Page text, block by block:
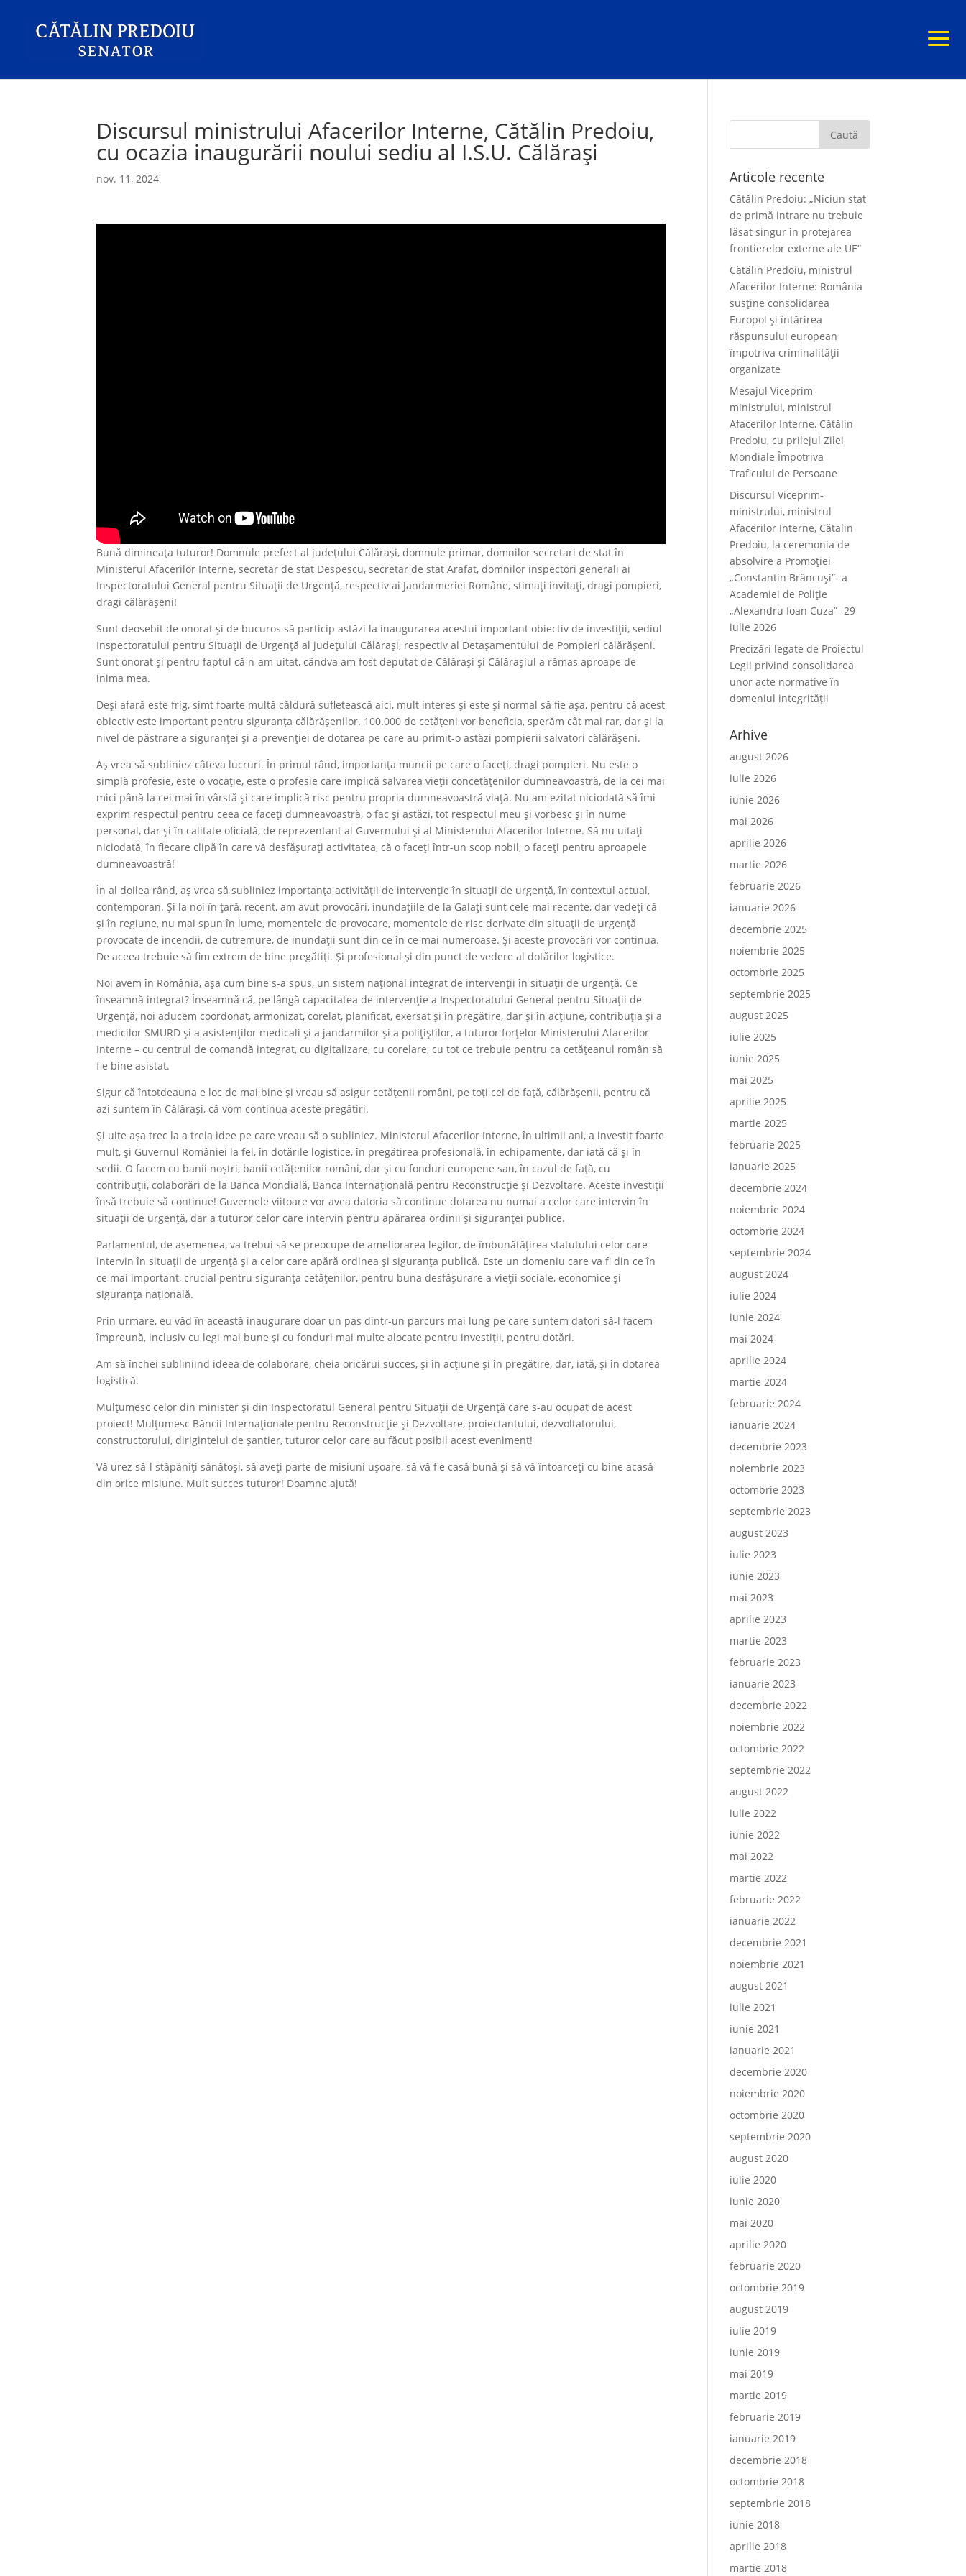
Discursul ministrului Afacerilor Interne, Cătălin Predoiu,
cu ocazia inaugurării noului sediu al I.S.U. Călărași
nov. 11, 2024
Bună dimineața tuturor! Domnule prefect al județului Călărași, domnule primar, domnilor secretari de stat în
Ministerul Afacerilor Interne, secretar de stat Despescu, secretar de stat Arafat, domnilor inspectori generali ai
Inspectoratului General pentru Situații de Urgență, respectiv ai Jandarmeriei Române, stimați invitați, dragi pompieri,
dragi călărășeni!
Sunt deosebit de onorat și de bucuros să particip astăzi la inaugurarea acestui important obiectiv de investiții, sediul
Inspectoratului pentru Situații de Urgență al județului Călărași, respectiv al Detașamentului de Pompieri călărășeni.
Sunt onorat și pentru faptul că n-am uitat, cândva am fost deputat de Călărași și Călărașiul a rămas aproape de
inima mea.
Deși afară este frig, simt foarte multă căldură sufletească aici, mult interes și este și normal să fie așa, pentru că acest
obiectiv este important pentru siguranța călărășenilor. 100.000 de cetățeni vor beneficia, sperăm cât mai rar, dar și la
nivel de păstrare a siguranței și a prevenției de dotarea pe care au primit-o astăzi pompierii salvatori călărășeni.
Aș vrea să subliniez câteva lucruri. În primul rând, importanța muncii pe care o faceți, dragi pompieri. Nu este o
simplă profesie, este o vocație, este o profesie care implică salvarea vieții concetățenilor dumneavoastră, de la cei mai
mici până la cei mai în vârstă și care implică risc pentru propria dumneavoastră viață. Nu am ezitat niciodată să îmi
exprim respectul pentru ceea ce faceți dumneavoastră, o fac și astăzi, tot respectul meu și vorbesc și în nume
personal, dar și în calitate oficială, de reprezentant al Guvernului și al Ministerului Afacerilor Interne. Să nu uitați
niciodată, în fiecare clipă în care vă desfășurați activitatea, că o faceți într-un scop nobil, o faceți pentru aproapele
dumneavoastră!
În al doilea rând, aș vrea să subliniez importanța activității de intervenție în situații de urgență, în contextul actual,
contemporan. Și la noi în țară, recent, am avut provocări, inundațiile de la Galați sunt cele mai recente, dar vedeți că
și în regiune, nu mai spun în lume, momentele de provocare, momentele de risc derivate din situații de urgență
provocate de incendii, de cutremure, de inundații sunt din ce în ce mai numeroase. Și aceste provocări vor continua.
De aceea trebuie să fim extrem de bine pregătiți. Și profesional și din punct de vedere al dotărilor logistice.
Noi avem în România, așa cum bine s-a spus, un sistem național integrat de intervenții în situații de urgență. Ce
înseamnă integrat? Înseamnă că, pe lângă capacitatea de intervenție a Inspectoratului General pentru Situații de
Urgență, noi aducem coordonat, armonizat, corelat, planificat, exersat și în pregătire, dar și în acțiune, contribuția și a
medicilor SMURD și a asistenților medicali și a jandarmilor și a polițiștilor, a tuturor forțelor Ministerului Afacerilor
Interne – cu centrul de comandă integrat, cu digitalizare, cu corelare, cu tot ce trebuie pentru ca cetățeanul român să
fie bine asistat.
Sigur că întotdeauna e loc de mai bine și vreau să asigur cetățenii români, pe toți cei de față, călărășenii, pentru că
azi suntem în Călărași, că vom continua aceste pregătiri.
Și uite așa trec la a treia idee pe care vreau să o subliniez. Ministerul Afacerilor Interne, în ultimii ani, a investit foarte
mult, și Guvernul României la fel, în dotările logistice, în pregătirea profesională, în echipamente, dar iată că și în
sedii. O facem cu banii noștri, banii cetățenilor români, dar și cu fonduri europene sau, în cazul de față, cu
contribuții, colaborări de la Banca Mondială, Banca Internațională pentru Reconstrucție și Dezvoltare. Aceste investiții
însă trebuie să continue! Guvernele viitoare vor avea datoria să continue dotarea nu numai a celor care intervin în
situații de urgență, dar a tuturor celor care intervin pentru apărarea ordinii și siguranței publice.
Parlamentul, de asemenea, va trebui să se preocupe de ameliorarea legilor, de îmbunătățirea statutului celor care
intervin în situații de urgență și a celor care apără ordinea și siguranța publică. Este un domeniu care va fi din ce în
ce mai important, crucial pentru siguranța cetățenilor, pentru buna desfășurare a vieții sociale, economice și
siguranța națională.
Prin urmare, eu văd în această inaugurare doar un pas dintr-un parcurs mai lung pe care suntem datori să-l facem
împreună, inclusiv cu legi mai bune și cu fonduri mai multe alocate pentru investiții, pentru dotări.
Am să închei subliniind ideea de colaborare, cheia oricărui succes, și în acțiune și în pregătire, dar, iată, și în dotarea
logistică.
Mulțumesc celor din minister și din Inspectoratul General pentru Situații de Urgență care s-au ocupat de acest
proiect! Mulțumesc Băncii Internaționale pentru Reconstrucție și Dezvoltare, proiectantului, dezvoltatorului,
constructorului, dirigintelui de șantier, tuturor celor care au făcut posibil acest eveniment!
Vă urez să-l stăpâniți sănătoși, să aveți parte de misiuni ușoare, să vă fie casă bună și să vă întoarceți cu bine acasă
din orice misiune. Mult succes tuturor! Doamne ajută!
Articole recente
Cătălin Predoiu: „Niciun stat
de primă intrare nu trebuie
lăsat singur în protejarea
frontierelor externe ale UE”
Cătălin Predoiu, ministrul
Afacerilor Interne: România
susține consolidarea
Europol și întărirea
răspunsului european
împotriva criminalității
organizate
Mesajul Viceprim-
ministrului, ministrul
Afacerilor Interne, Cătălin
Predoiu, cu prilejul Zilei
Mondiale Împotriva
Traficului de Persoane
Discursul Viceprim-
ministrului, ministrul
Afacerilor Interne, Cătălin
Predoiu, la ceremonia de
absolvire a Promoției
„Constantin Brâncuși”- a
Academiei de Poliție
„Alexandru Ioan Cuza”- 29
iulie 2026
Precizări legate de Proiectul
Legii privind consolidarea
unor acte normative în
domeniul integrității
Arhive
august 2026
iulie 2026
iunie 2026
mai 2026
aprilie 2026
martie 2026
februarie 2026
ianuarie 2026
decembrie 2025
noiembrie 2025
octombrie 2025
septembrie 2025
august 2025
iulie 2025
iunie 2025
mai 2025
aprilie 2025
martie 2025
februarie 2025
ianuarie 2025
decembrie 2024
noiembrie 2024
octombrie 2024
septembrie 2024
august 2024
iulie 2024
iunie 2024
mai 2024
aprilie 2024
martie 2024
februarie 2024
ianuarie 2024
decembrie 2023
noiembrie 2023
octombrie 2023
septembrie 2023
august 2023
iulie 2023
iunie 2023
mai 2023
aprilie 2023
martie 2023
februarie 2023
ianuarie 2023
decembrie 2022
noiembrie 2022
octombrie 2022
septembrie 2022
august 2022
iulie 2022
iunie 2022
mai 2022
martie 2022
februarie 2022
ianuarie 2022
decembrie 2021
noiembrie 2021
august 2021
iulie 2021
iunie 2021
ianuarie 2021
decembrie 2020
noiembrie 2020
octombrie 2020
septembrie 2020
august 2020
iulie 2020
iunie 2020
mai 2020
aprilie 2020
februarie 2020
octombrie 2019
august 2019
iulie 2019
iunie 2019
mai 2019
martie 2019
februarie 2019
ianuarie 2019
decembrie 2018
octombrie 2018
septembrie 2018
iunie 2018
aprilie 2018
martie 2018